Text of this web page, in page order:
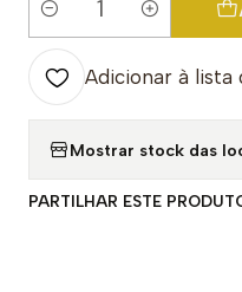
Quantidade
Adicionar à lista
Mostrar stock das
PARTILHAR ESTE